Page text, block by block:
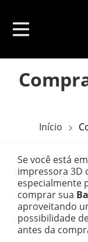
Início
Se você está
impressora 3D
especialmente
comprar sua
aproveitando
possibilidade
antes da